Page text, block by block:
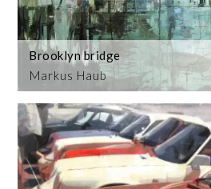
Markus Haub
Brooklyn bridge